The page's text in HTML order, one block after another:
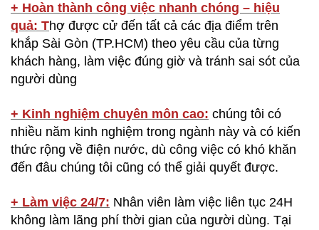
+ Hoàn thành công việc nhanh chóng – hiệu
quả: Thợ được cử đến tất cả các địa điểm trên
khắp Sài Gòn (TP.HCM) theo yêu cầu của từng
khách hàng, làm việc đúng giờ và tránh sai sót của
người dùng
+ Kinh nghiệm chuyên môn cao: chúng tôi có
nhiều năm kinh nghiệm trong ngành này và có kiến
thức rộng về điện nước, dù công việc có khó khăn
đến đâu chúng tôi cũng có thể giải quyết được.
+ Làm việc 24/7: Nhân viên làm việc liên tục 24H
không làm lãng phí thời gian của người dùng. Tại